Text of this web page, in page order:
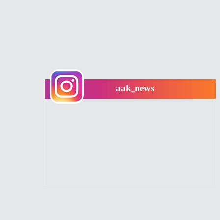
aak_news